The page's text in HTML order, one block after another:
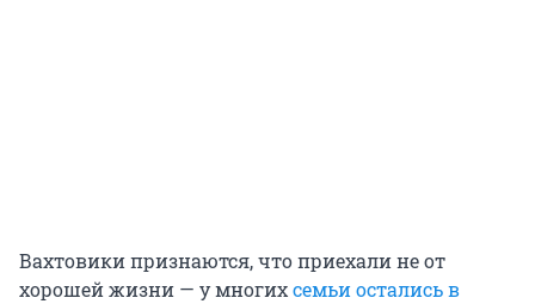
Вахтовики признаются, что приехали не от
хорошей жизни — у многихсемьи остались в